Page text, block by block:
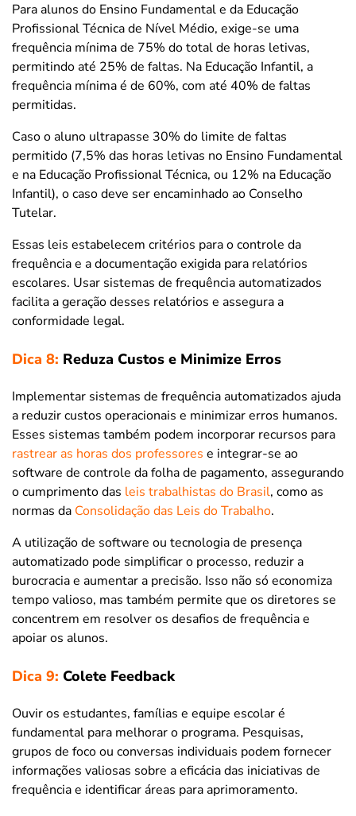
Para alunos do Ensino Fundamental e da Educação
Profissional Técnica de Nível Médio, exige-se uma
frequência mínima de 75% do total de horas letivas,
permitindo até 25% de faltas. Na Educação Infantil, a
frequência mínima é de 60%, com até 40% de faltas
permitidas.
Caso o aluno ultrapasse 30% do limite de faltas
permitido (7,5% das horas letivas no Ensino Fundamental
e na Educação Profissional Técnica, ou 12% na Educação
Infantil), o caso deve ser encaminhado ao Conselho
Tutelar.
Essas leis estabelecem critérios para o controle da
frequência e a documentação exigida para relatórios
escolares. Usar sistemas de frequência automatizados
facilita a geração desses relatórios e assegura a
conformidade legal.
Dica 8: Reduza Custos e Minimize Erros
Implementar sistemas de frequência automatizados ajuda
a reduzir custos operacionais e minimizar erros humanos.
Esses sistemas também podem incorporar recursos para
rastrear as horas dos professores e integrar-se ao
software de controle da folha de pagamento, assegurando
o cumprimento das leis trabalhistas do Brasil, como as
normas da Consolidação das Leis do Trabalho.
A utilização de software ou tecnologia de presença
automatizado pode simplificar o processo, reduzir a
burocracia e aumentar a precisão. Isso não só economiza
tempo valioso, mas também permite que os diretores se
concentrem em resolver os desafios de frequência e
apoiar os alunos.
Dica 9: Colete Feedback
Ouvir os estudantes, famílias e equipe escolar é
fundamental para melhorar o programa. Pesquisas,
grupos de foco ou conversas individuais podem fornecer
informações valiosas sobre a eficácia das iniciativas de
frequência e identificar áreas para aprimoramento.